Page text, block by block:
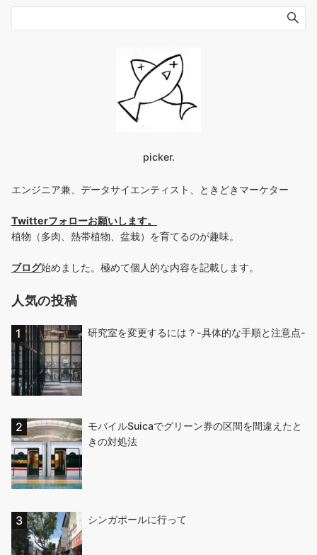
picker.
エンジニア兼、データサイエンティスト、ときどきマーケター
Twitterフォローお願いします。
植物（多肉、熱帯植物、盆栽）を育てるのが趣味。
ブログ始めました。極めて個人的な内容を記載します。
人気の投稿
研究室を変更するには？-具体的な手順と注意点-
モバイルSuicaでグリーン券の区間を間違えたと
きの対処法
シンガポールに行って